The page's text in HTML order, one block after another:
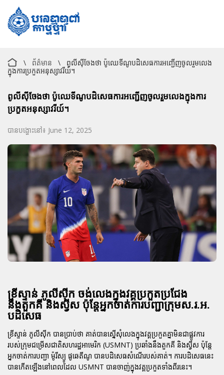
\ ព័ត៌មាន \
ពូលីស៊ីចែងថា ប៉ូឈេទីណូបដិសេធការអញ្ជើញចូលរួមលេង
ក្នុងការប្រកួតអនុស្សាវរីយ៍។
ពូលីស៊ីចែងថា ប៉ូឈេទីណូបដិសេធការអញ្ជើញចូលរួមលេងក្នុងការ
ប្រកួតអនុស្សាវរីយ៍។
បានបង្ហោះនៅ៖ June 12, 2025
ខ្រីស្ទាន់ ភូលីស៊ីក ចង់លេងក្នុងវគ្គប្រកួតប្រជែង
នឹងតួកគី និងស្វីស ប៉ុន្តែអ្នកចាត់ការបញ្ជាក្រុមស.រ.អ.
បដិសេធ
ខ្រីស្ទាន់ ភូលីស៊ីក បានប្រាប់ថា គាត់បានស្នើសុំលេងក្នុងវគ្គប្រកួតគ្នាមិនជាផ្លូវការ
របស់ក្រុមជម្រើសជាតិសហរដ្ឋអាមេរិក (USMNT) ប្រឆាំងនឹងតួកគី និងស្វីស ប៉ុន្តែ
អ្នកចាត់ការបញ្ជា ម៉ូរីស្យូ ផូឆេតីណូ បានបដិសេធសំណើរបស់គាត់។ ការបដិសេធនេះ
បានកើតឡើងនៅពេលដែល USMNT បានចាញ់ក្នុងវគ្គប្រកួតទាំងពីរនេះ។